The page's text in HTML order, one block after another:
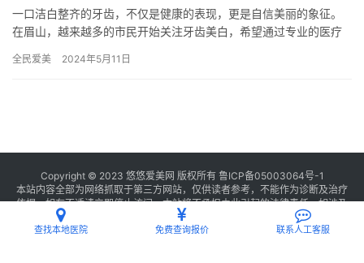
一口洁白整齐的牙齿，不仅是健康的表现，更是自信美丽的象征。
在眉山，越来越多的市民开始关注牙齿美白，希望通过专业的医疗
好呢?…
全民爱美 2024年5月11日
Copyright © 2023 悠悠爱美网 版权所有 鲁ICP备05003064号-1
本站内容全部为网络抓取于第三方网站，仅供读者参考，不能作为诊断及治疗
依据，如有不适请立即停止访问，本站将不承担由此引起的法律责任。如涉及
联系我们
查找本地医院 免费查询报价 联系人工客服